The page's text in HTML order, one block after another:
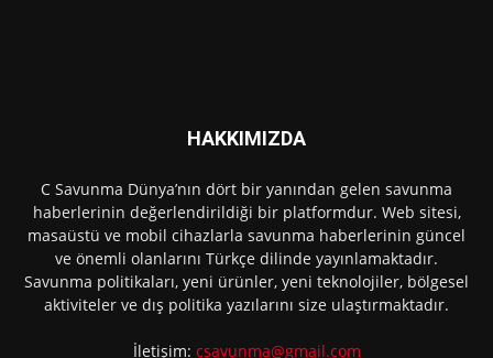
HAKKIMIZDA
C Savunma Dünya’nın dört bir yanından gelen savunma
haberlerinin değerlendirildiği bir platformdur. Web sitesi,
masaüstü ve mobil cihazlarla savunma haberlerinin güncel
ve önemli olanlarını Türkçe dilinde yayınlamaktadır.
Savunma politikaları, yeni ürünler, yeni teknolojiler, bölgesel
aktiviteler ve dış politika yazılarını size ulaştırmaktadır.
İletişim: csavunma@gmail.com